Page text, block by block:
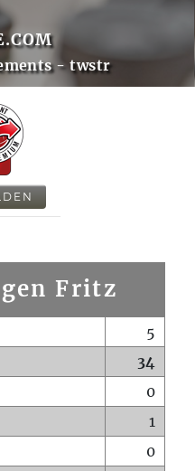
- twstr
Fritz
5
34
0
1
0